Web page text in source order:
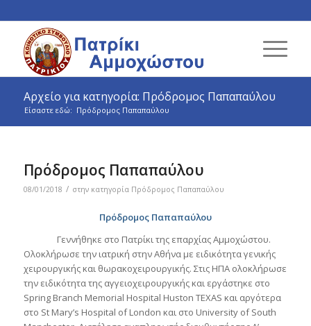
Αρχείο για κατηγορία: Πρόδρομος Παπαπαύλου
Είσαστε εδώ: Πρόδρομος Παπαπαύλου
Πρόδρομος Παπαπαύλου
08/01/2018 / στην κατηγορία Πρόδρομος Παπαπαύλου
Πρόδρομος Παπαπαύλου
Γεννήθηκε στο Πατρίκι της επαρχίας Αμμοχώστου.
Ολοκλήρωσε την ιατρική στην Αθήνα με ειδικότητα γενικής
χειρουργικής και θωρακοχειρουργικής. Στις ΗΠΑ ολοκλήρωσε
την ειδικότητα της αγγειοχειρουργικής και εργάστηκε στο
Spring Branch Memorial Hospital Huston TEXAS και αργότερα
στο St Mary’s Hospital of London και στο University of South